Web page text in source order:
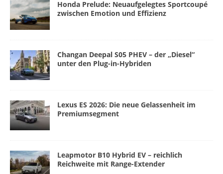
Honda Prelude: Neuaufgelegtes Sportcoupé
zwischen Emotion und Effizienz
Changan Deepal S05 PHEV – der „Diesel“
unter den Plug-in-Hybriden
Lexus ES 2026: Die neue Gelassenheit im
Premiumsegment
Leapmotor B10 Hybrid EV – reichlich
Reichweite mit Range-Extender